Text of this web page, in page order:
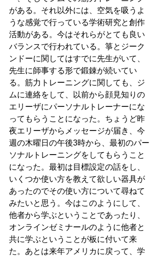
がある。それ以外には、空気を吸うよ
うな感覚で行っている学術研究と創作
活動がある。今はそれらがとても良い
バランスで行われている。箏とジーク
ンドーに関してはすでに先生がいて、
先生に師事する形で鍛錬が続いてい
る。筋力トレーニングに関しても、ジ
ムに連絡をして、以前から顔見知りの
エリーザにパーソナルトレーナーにな
ってもらうことになった。ちょうど昨
夜エリーザからメッセージが届き、今
週の木曜日の午後3時から、最初のパー
ソナルトレーニングをしてもらうこと
になった。最初は目標設定の話をし、
いくつか使い方を教えて欲しい器具が
あったのでその使い方について尋ねて
みたいと思う。今はこのようにして、
他者から学ぶということであったり、
オンラインゼミナールのように他者と
共に学ぶということが板に付いて来
た。あとは来年アメリカに戻って、学